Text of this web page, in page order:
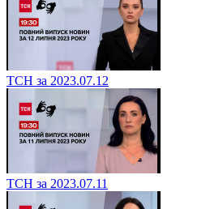
ТСН за 2023.07.12
ТСН за 2023.07.11